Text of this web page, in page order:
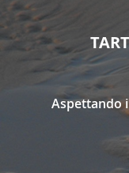
Aspettando